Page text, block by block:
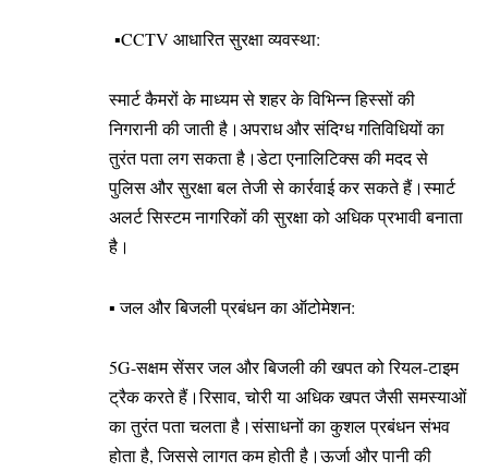
▪️CCTV आधारित सुरक्षा व्यवस्था:
स्मार्ट कैमरों के माध्यम से शहर के विभिन्न हिस्सों की
निगरानी की जाती है।अपराध और संदिग्ध गतिविधियों का
तुरंत पता लग सकता है।डेटा एनालिटिक्स की मदद से
पुलिस और सुरक्षा बल तेजी से कार्रवाई कर सकते हैं।स्मार्ट
अलर्ट सिस्टम नागरिकों की सुरक्षा को अधिक प्रभावी बनाता
है।
▪️ जल और बिजली प्रबंधन का ऑटोमेशन:
5G-सक्षम सेंसर जल और बिजली की खपत को रियल-टाइम
ट्रैक करते हैं।रिसाव, चोरी या अधिक खपत जैसी समस्याओं
का तुरंत पता चलता है।संसाधनों का कुशल प्रबंधन संभव
होता है, जिससे लागत कम होती है।ऊर्जा और पानी की